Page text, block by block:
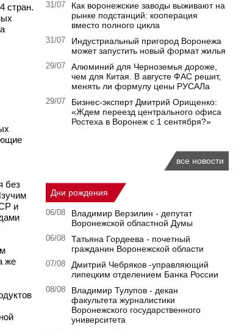
стран.
без
и
же
31/07
Как воронежские заводы выживают на
рынке подстанций: кооперация
вместо полного цикла
31/07
Индустриальный пригород Воронежа
может запустить новый формат жилья
29/07
Алюминий для Черноземья дороже,
чем для Китая. В августе ФАС решит,
менять ли формулу цены РУСАЛа
29/07
Бизнес-эксперт Дмитрий Орищенко:
«Ждем переезд центрального офиса
Ростеха в Воронеж с 1 сентября?»
все новости
Дни рождения
06/08
Владимир Верзилин - депутат
Воронежской областной Думы
06/08
Татьяна Гордеева - почетный
гражданин Воронежской области
07/08
Дмитрий Чебряков -управляющий
липецким отделением Банка России
08/08
Владимир Тулупов - декан
факультета журналистики
Воронежского государственного
университета